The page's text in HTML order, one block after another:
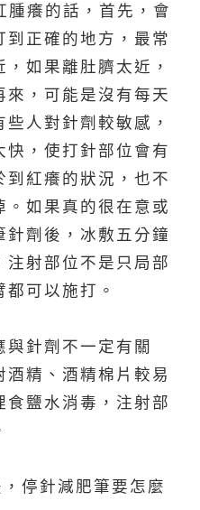
癢的話，首先，會
到正確的地方，最常
如果離肚臍太近，
來，可能是沒有每天
人對針劑較敏感，
快，使打針部位會有
紅癢的狀況，也不
。如果真的很在意或
針劑後，冰敷五分鐘
注射部位不是只局部
可以施打。
針劑不一定有關
精、酒精棉片較易
鹽水消毒，注射部
停針減肥筆要怎麼